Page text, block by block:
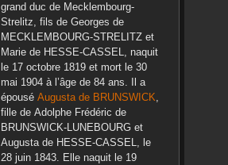
grand duc de Mecklembourg-
Strelitz, fils de Georges de
MECKLEMBOURG-STRELITZet
Mariede HESSE-CASSEL, naquit
le 17 octobre 1819et mort le 30
mai 1904à l’âge de 84 ans. Il a
épousé Augustade BRUNSWICK,
fille de Adolphe Frédéric de
BRUNSWICK-LUNEBOURGet
Augustade HESSE-CASSEL, le
28 juin 1843. Elle naquit le 19